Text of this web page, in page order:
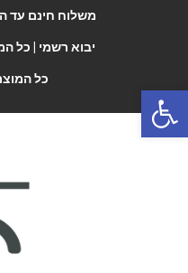
משלוח חינם עד
יבוא רשמי | כל
כל